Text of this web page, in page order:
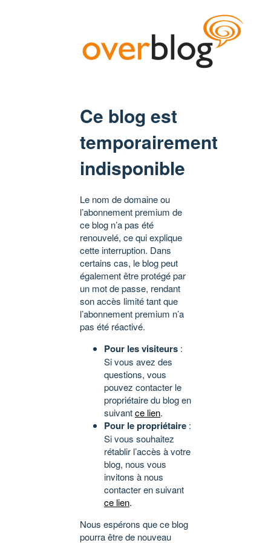
Ce blog est
temporairement
indisponible
Le nom de domaine ou
l’abonnement premium de
ce blog n’a pas été
renouvelé, ce qui explique
cette interruption. Dans
certains cas, le blog peut
également être protégé par
un mot de passe, rendant
son accès limité tant que
l’abonnement premium n’a
pas été réactivé.
Pour les visiteurs :
Si vous avez des
questions, vous
pouvez contacter le
propriétaire du blog en
suivantce lien.
Pour le propriétaire :
Si vous souhaitez
rétablir l’accès à votre
blog, nous vous
invitons à nous
contacter en suivant
ce lien.
Nous espérons que ce blog
pourra être de nouveau